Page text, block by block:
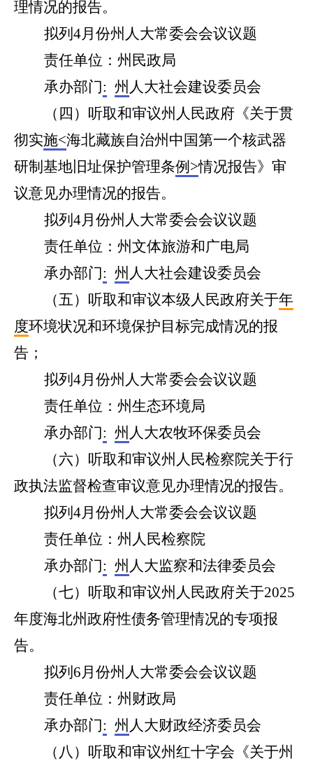
理情况的报告。
拟列 4月 份州人大常委会会议议题
责任单位： 州民政局
承办部门: 州 人大社会建设委员会
（ 四 ）听取和审议州人民政府《关于贯
彻实施<海北藏族自治州中国第一个核武器
研制基地旧址保护管理条例>情况报告》审
议意见办理情况的报告。
拟列 4月份州人大常委会会议议题
责任单位：州文体旅游和广电局
承办部门: 州 人大社会建设委员会
（五）听取和审议本级人民政府关于年
度环境状况和环境保护目标完成情况的报
告；
拟列 4月份州人大常委会会议议题
责任单位： 州生态环境局
承办部门: 州 人大农牧环保委员会
（六）听取和审议州人民检察院关于行
政执法监督检查审议意见办理情况的报告。
拟列 4月份州人大常委会会议议题
责任单位：州人民检察院
承办部门: 州 人大监察和法律委员会
（七）听取和审议州人民政府关于2025
年度海北州政府性债务管理情况的专项报
告。
拟列 6月份州人大常委会会议议题
责任单位：州 财政局
承办部门: 州 人大财政经济委员会
（ 八 ）听取和审议州红十字会《关于州